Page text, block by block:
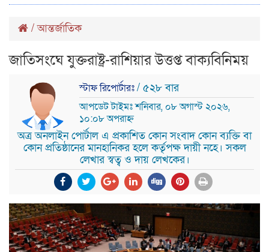
/আন্তর্জাতিক
জাতিসংঘে যুক্তরাষ্ট্র-রাশিয়ার উত্তপ্ত বাক্যবিনিময়
স্টাফ রিপোর্টারঃ/ ৫২৮ বার
আপডেট টাইমঃ শনিবার, ০৮ অগাস্ট ২০২৬,
১০:০৮ অপরাহ্ন
অত্র অনলাইন পোর্টাল এ প্রকাশিত কোন সংবাদ কোন ব্যক্তি বা
কোন প্রতিষ্ঠানের মানহানিকর হলে কর্তৃপক্ষ দায়ী নহে। সকল
লেখার স্বত্ব ও দায় লেখকের।